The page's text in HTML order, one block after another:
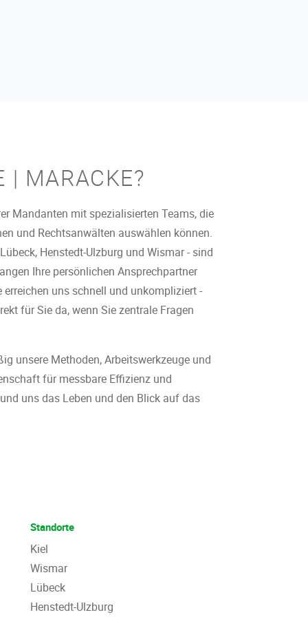
| MARACKE?
Mandanten mit spezialisierten Teams, die
und Rechtsanwälten auswählen können.
Henstedt-Ulzburg und Wismar - sind
Ihre persönlichen Ansprechpartner
erreichen uns schnell und unkompliziert -
für Sie da, wenn Sie zentrale Fragen
unsere Methoden, Arbeitswerkzeuge und
für messbare Effizienz und
uns das Leben und den Blick auf das
Standorte
Kiel
Wismar
Lübeck
Henstedt-Ulzburg